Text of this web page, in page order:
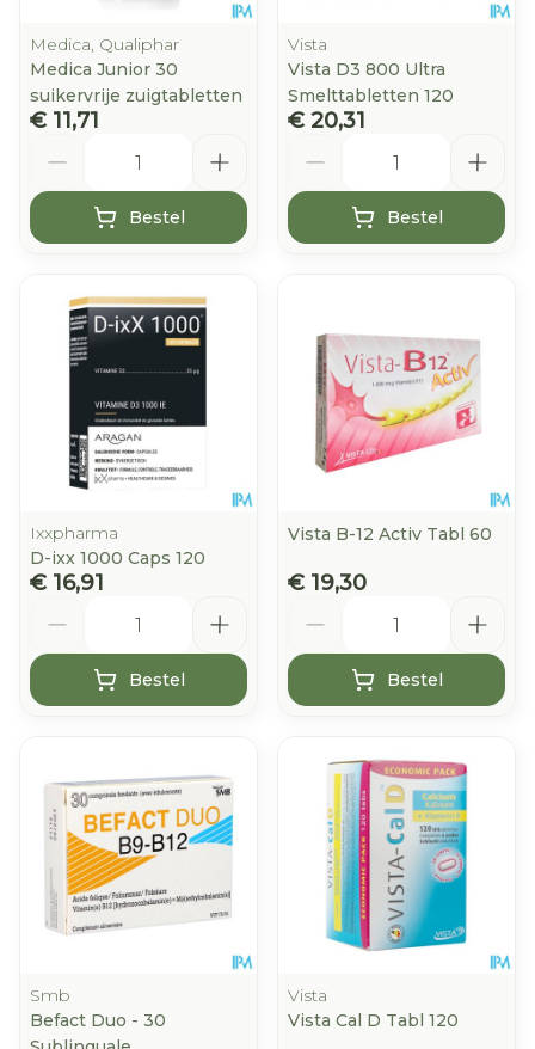
Medica, Qualiphar
Medica Junior 30
suikervrije zuigtabletten
€ 11,71
Bestel
Vista
Vista D3 800 Ultra
Smelttabletten 120
€ 20,31
Bestel
Ixxpharma
D-ixx 1000 Caps 120
€ 16,91
Bestel
Vista B-12 Activ Tabl 60
€ 19,30
Bestel
Smb
Befact Duo - 30
Vista
Vista Cal D Tabl 120